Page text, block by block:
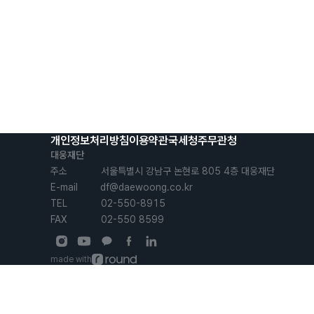
개인정보처리방침이용약관국세청주무관청
대웅재단
주소            서울특별시 강남구 논현로 805 4층 대웅재단
E-mail        df@daewoong.co.kr
TEL            02-550-8915
FAX            02-550 8599
made with